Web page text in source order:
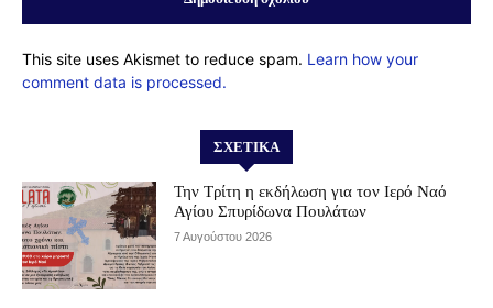
This site uses Akismet to reduce spam. Learn how your
comment data is processed.
ΣΧΕΤΙΚΆ
Την Τρίτη η εκδήλωση για τον Ιερό Ναό
Αγίου Σπυρίδωνα Πουλάτων
7 Αυγούστου 2026